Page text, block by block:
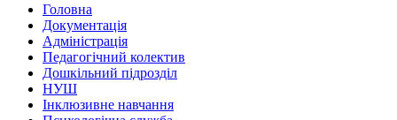
Головна
Документація
Адміністрація
Педагогічний колектив
Дошкільний підрозділ
НУШ
Інклюзивне навчання